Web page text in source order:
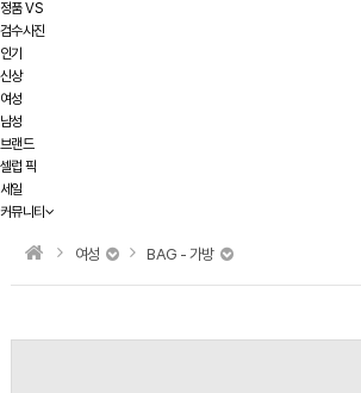
정품 VS
검수사진
인기
신상
여성
남성
브랜드
셀럽 픽
세일
커뮤니티
여성 BAG - 가방